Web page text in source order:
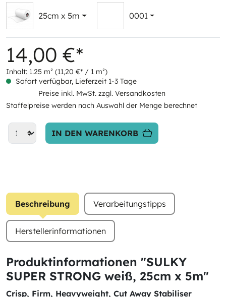
25cm x 5m 0001
14,00 €*
Inhalt: 1.25 m² (11,20 €* / 1 m²)
Sofort verfügbar, Lieferzeit 1-3 Tage
Preise inkl. MwSt. zzgl. Versandkosten
Staffelpreise werden nach Auswahl der Menge berechnet
IN DEN WARENKORB
Beschreibung Verarbeitungstipps
Herstellerinformationen
Produktinformationen "SULKY
SUPER STRONG weiß, 25cm x 5m"
Crisp, Firm, Heavyweight, Cut Away Stabiliser